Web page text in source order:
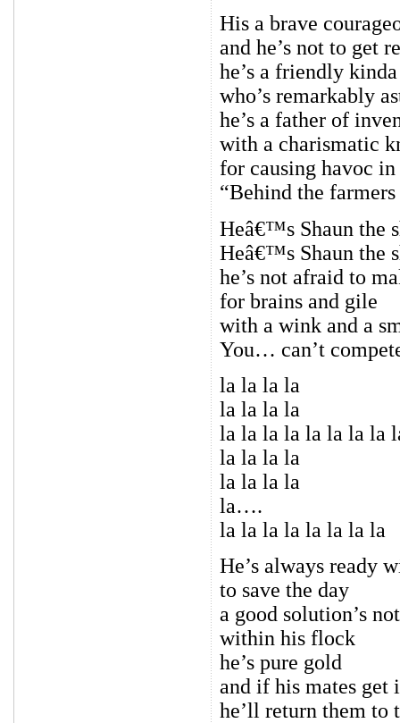
His a brave
and he’s not to get
he’s a friendly
who’s remarkably
he’s a father of
with a charismatic
for causing havoc in
“Behind the farmers
Heâ€™s Shaun the
Heâ€™s Shaun the
he’s not afraid to
for brains and gile
with a wink and a
You… can’t
la la la la
la la la la
la la la la la la la la
la la la la
la la la la
la….
la la la la la la la la
He’s always ready
to save the day
a good solution’s
within his flock
he’s pure gold
and if his mates get
he’ll return them